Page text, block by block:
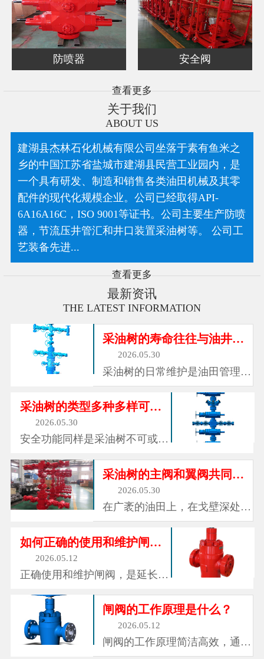
防喷器 安全阀
查看更多
关于我们
ABOUT US
建湖县杰林石化机械有限公司坐落于素有鱼米之
乡的中国江苏省盐城市建湖县民营工业园内，是
一个具有研发、制造和销售各类油田机械及其零
配件的现代化规模企业。公司已经取得API-
6A16A16C，ISO 9001等证书。公司主要生产防喷
器，节流压井管汇和井口装置采油树等。 公司工
艺装备先进...
查看更多
最新资讯
THE LATEST INFORMATION
采油树的寿命往往与油井的寿命相同
2026.05.30
采油树的日常维护是油田管理的
重要环节。操作人员每日巡检，
检查各连接处有无泄漏迹象，观
察压力表读数是否正常，确认阀
门操作是否灵活。定期对阀门进
行注脂和保养，确保密封面和阀
杆的润滑状态良好。对于长期不
动作...
采油树的类型多种多样可以适应不同的工况
2026.05.30
安全功能同样是采油树不可或缺
面临异常情况：地面管线破裂、
下游装置故障、井口着火、或者
操作失误导致压力异常升高。在
这些紧急情况下，采油树上的安
地面...
采油树的主阀和翼阀共同构成可控的通道
2026.05.30
在广袤的油田上，在戈壁深处的
采油厂，在海上钻井平台的甲板
边，总能看到一些由阀门、管路
和仪表组成的金属装置，它们矗
立在每一口油井的井口，外形如
同一个多枝杈的金属树。这就是
采油树，油气开采领域中最常见
也最...
如何正确的使用和维护闸阀？
2026.05.12
正确使用和维护闸阀，是延长其
键。操作时，需平稳转动手轮，
避免用力过猛导致阀杆损坏或密
封失效;开启和关闭阀门时，要
注意观察流体流动状态，避免在
闸阀的工作原理是什么？
2026.05.12
闸阀的工作原理简洁高效，通过